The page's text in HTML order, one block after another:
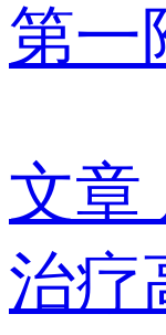
第一
文章
治疗